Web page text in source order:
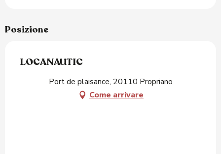
Posizione
LOCANAUTIC
Port de plaisance, 20110 Propriano
Come arrivare